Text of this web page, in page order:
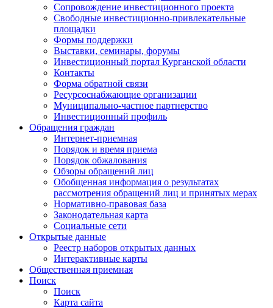
Сопровождение инвестиционного проекта
Свободные инвестиционно-привлекательные
площадки
Формы поддержки
Выставки, семинары, форумы
Инвестиционный портал Курганской области
Контакты
Форма обратной связи
Ресурсоснабжающие организации
Муниципально-частное партнерство
Инвестиционный профиль
Обращения граждан
Интернет-приемная
Порядок и время приема
Порядок обжалования
Обзоры обращений лиц
Обобщенная информация о результатах
рассмотрения обращений лиц и принятых мерах
Нормативно-правовая база
Законодательная карта
Социальные сети
Открытые данные
Реестр наборов открытых данных
Интерактивные карты
Общественная приемная
Поиск
Поиск
Карта сайта